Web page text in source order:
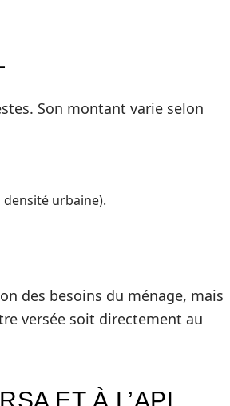
Son montant varie selon
urbaine).
des besoins du ménage, mais
versée soit directement au
ET À L’APL